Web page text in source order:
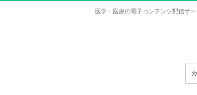
医学・医療の電子コンテンツ配信サー